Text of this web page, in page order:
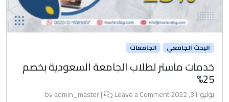
البحث الجامعي الجامعات
خدمات ماستر لطلاب الجامعة السعودية بخصم
25%
يوليو 31, 2022 admin_master|
Leave a Comment